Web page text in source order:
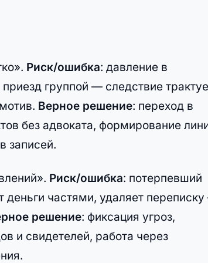
Риск/ошибка: давление в
группой — следствие
Верное решение: переход в
без адвоката, формирование
записей.
Риск/ошибка: потерпевший
частями, удаляет
решение: фиксация угроз,
и свидетелей, работа через